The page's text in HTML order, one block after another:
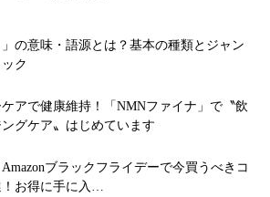
」の意味・語源とは？基本の種類とジャン
ク
アで健康維持！「NMNファイナ」で〝飲
グケア〟はじめています
Amazonブラックフライデーで今買うべきコ
！お得に手に入…